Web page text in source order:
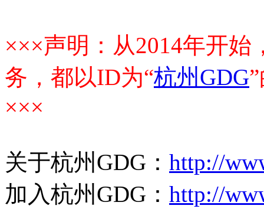
×××声明：从2014年开始
务，都以ID为“杭州GDG
×××
关于杭州GDG： http://
加入杭州GDG： http://